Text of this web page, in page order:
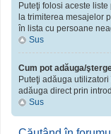
Puteţi folosi aceste
la trimiterea mesajelor
în lista cu persoane
Sus
Cum pot adăuga/
Puteţi adăuga
adăuga direct prin
Sus